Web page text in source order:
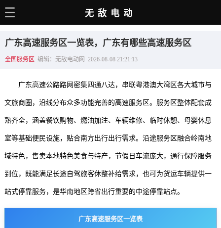
电动百科
选车推荐
充电站
用车百科
销量榜
经销商
无敌电动
广东高速服务区一览表，广东有哪些高速服务区
全国服务区 编辑：无敌电动网 2026-08-08 21:21:13
广东高速公路路网密集四通八达，串联粤港澳大湾区各大城市与
文旅商圈，沿线分布众多功能完善的高速服务区。服务区整体配套成
熟齐全，涵盖餐饮购物、燃油加注、车辆维修、临时休憩、母婴休息
室等基础便民设施，贴合南方出行出行需求。沿途服务区融合岭南地
域特色，售卖本地特色美食与特产，节假日车流庞大，通行保障服务
到位，既能满足长途自驾旅客休整补给需求，也可为货运车辆提供一
站式停靠服务，是华南地区跨省出行重要的中途停靠站点。
广东高速服务区一览表